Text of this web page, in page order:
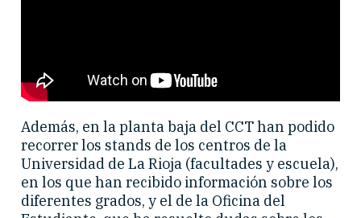
Además, en la planta baja del CCT han podido
recorrer los stands de los centros de la
Universidad de La Rioja (facultades y escuela),
en los que han recibido información sobre los
diferentes grados, y el de la Oficina del